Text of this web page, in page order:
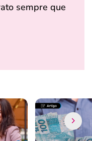
sempre que